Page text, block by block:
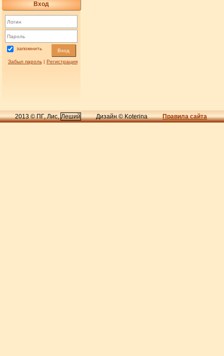
Вход
запомнить Вход
Забыл пароль| Регистрация
2013 © ПГ, Лис,Леший Дизайн © Koterina Правила сайта